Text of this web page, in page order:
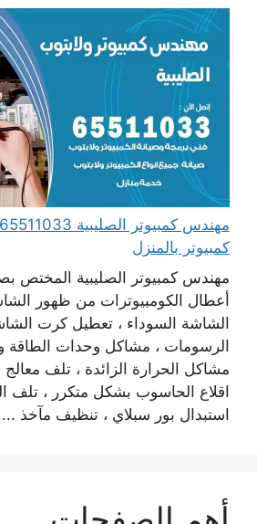
كمبيوتر بالمنزل
مهندس كمبيوتر الصليبية المختص
أعطال الكومبيوترات من ظهور
الشاشة السوداء ، تعطيل كرت
الرسومات ، مشاكل وحدات الطاقة و
مشاكل الحرارة الزائدة ، تلف
اقلاع الحاسوب بشكل متكرر ، تلف
استبدال بور سبلاي ، تنظيف مآخذ ...